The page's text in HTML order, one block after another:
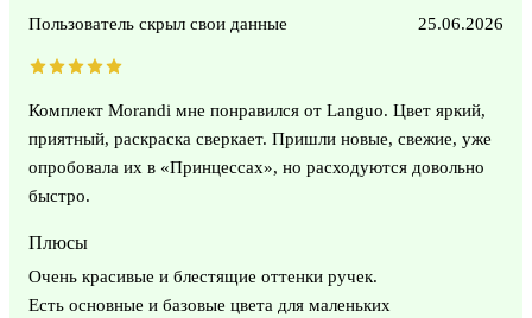
Пользователь скрыл свои данные 25.06.2026
Комплект Morandi мне понравился от Languo. Цвет яркий,
приятный, раскраска сверкает. Пришли новые, свежие, уже
опробовала их в «Принцессах», но расходуются довольно
быстро.
Плюсы
Очень красивые и блестящие оттенки ручек.
Есть основные и базовые цвета для маленьких